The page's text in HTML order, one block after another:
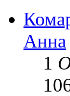
Анна
1